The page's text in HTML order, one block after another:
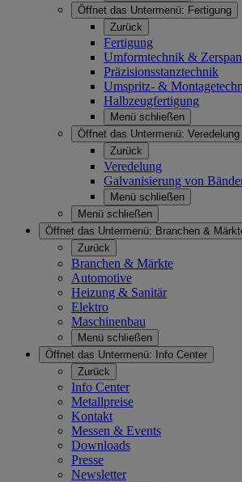
Öffnet das Untermenü: Fertigung
Zurück
Fertigung
Umformtechnik &
Präzisionsstanztechnik
Umspritz- &
Halbzeugfertigung
Menü schließen
Öffnet das Untermenü: Veredelung
Zurück
Veredelung
Galvanisierung von
Menü schließen
Menü schließen
Öffnet das Untermenü: Branchen &
Zurück
Branchen & Märkte
Automotive
Heizung & Sanitär
Elektro
Maschinenbau
Menü schließen
Öffnet das Untermenü:
Info Center
Zurück
Info Center
Metallpreise
Kontakt
Messen & Events
Downloads
Presse
Newsletter